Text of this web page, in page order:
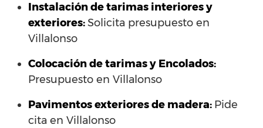
Instalación de tarimas interiores y
exteriores:Solicita presupuesto en
Villalonso
Colocación de tarimas y Encolados:
Presupuesto en Villalonso
Pavimentos exteriores de madera: Pide
cita en Villalonso